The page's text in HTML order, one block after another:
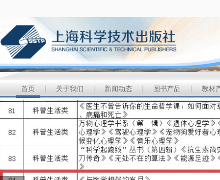
首页 | 关于我们 | 新闻动态 | 图书产品 | 教材